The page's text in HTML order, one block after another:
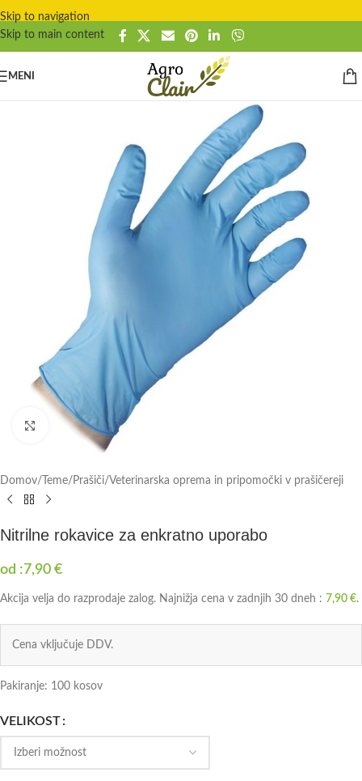
Skip to navigation
Skip to main content
MENI
Click to enlarge
Domov/ Teme/ Prašiči/Veterinarska oprema in pripomočki v prašičereji
Nitrilne rokavice za enkratno uporabo
od :7,90 €
Akcija velja do razprodaje zalog. Najnižja cena v zadnjih 30 dneh : 7,90 €.
Cena vključuje DDV.
Pakiranje: 100 kosov
VELIKOST